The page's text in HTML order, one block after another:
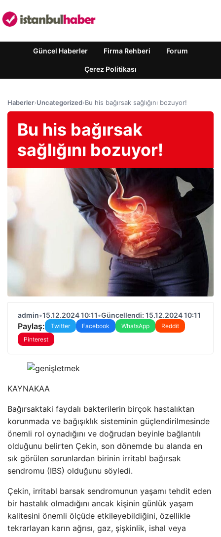
Güncel Haberler Firma Rehberi Forum
Çerez Politikası
Haberler›Uncategorized›Bu his bağırsak sağlığını bozuyor!
Bu his bağırsak
sağlığını bozuyor!
admin•15.12.2024 10:11•Güncellendi: 15.12.2024 10:11
Paylaş: Twitter Facebook WhatsApp
Reddit
Pinterest
KAYNAKAA
Bağırsaktaki faydalı bakterilerin birçok hastalıktan
korunmada ve bağışıklık sisteminin güçlendirilmesinde
önemli rol oynadığını ve doğrudan beyinle bağlantılı
olduğunu belirten Çekin, son dönemde bu alanda en
sık görülen sorunlardan birinin irritabl bağırsak
sendromu (IBS) olduğunu söyledi.
Çekin, irritabl barsak sendromunun yaşamı tehdit eden
bir hastalık olmadığını ancak kişinin günlük yaşam
kalitesini önemli ölçüde etkileyebildiğini, özellikle
tekrarlayan karın ağrısı, gaz, şişkinlik, ishal veya